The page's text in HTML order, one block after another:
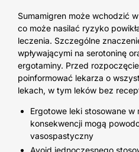
Sumamigren może wchodzić
co może nasilać ryzyko
leczenia. Szczególne
wpływającymi na serotoninę
ergotaminy. Przed
poinformować lekarza o
lekach, w tym leków bez
Ergotowe leki stosowane w
konsekwencji mogą
vasospastyczny
Avoid jednoczesnego